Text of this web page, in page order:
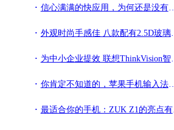
信心满满的快应用，为何还是没有扳倒APP？!
外观时尚手感佳 八款配有2.5D玻璃手机荐!
为中小企业提效 联想ThinkVision智能大屏重磅推出!
你肯定不知道的，苹果手机输入法小技巧，大大提高我们打字效率哦!
最适合你的手机：ZUK Z1的亮点有哪些？!